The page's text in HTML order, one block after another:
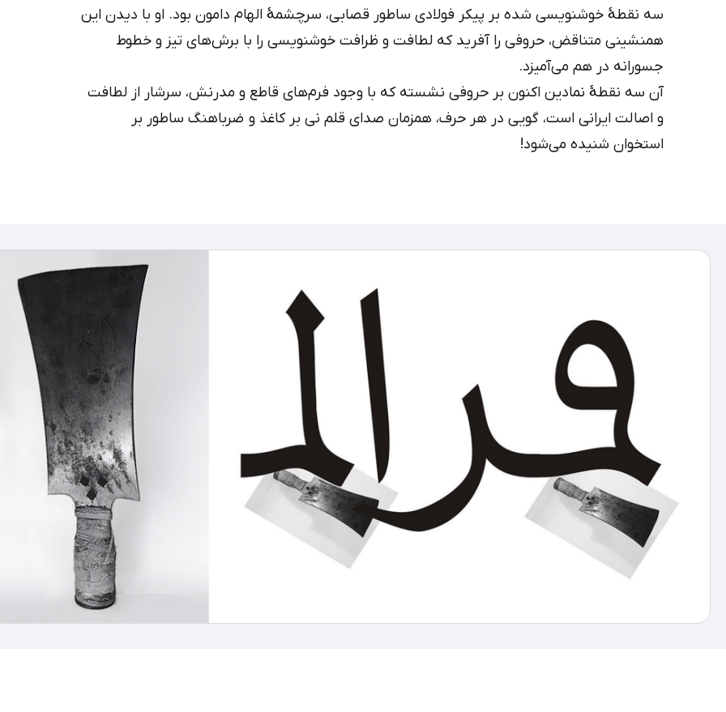
سه نقطهٔ خوشنویسی شده بر پیکر فولادی ساطور قصابی، سرچشمهٔ الهام دامون بود. او با دیدن این
همنشینی متناقض، حروفی را آفرید که لطافت و ظرافت خوشنویسی را با برش‌های تیز و خطوط
جسورانه در هم می‌آمیزد.
آن سه نقطهٔ نمادین اکنون بر حروفی نشسته که با وجود فرم‌های قاطع و مدرنش، سرشار از لطافت
و اصالت ایرانی است، گویی در هر حرف، همزمان صدای قلم نی بر کاغذ و ضرباهنگ ساطور بر
استخوان شنیده می‌شود!